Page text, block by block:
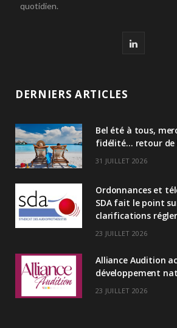
quotidien.
L
e
n
DERNIERS ARTICLES
Bel été à tous,
fidélité… retour de
31 JUILLET 2026
Ordonnances et
SDA fait le point
clarifications
23 JUILLET 2026
Alliance Audition
développement
23 JUILLET 2026